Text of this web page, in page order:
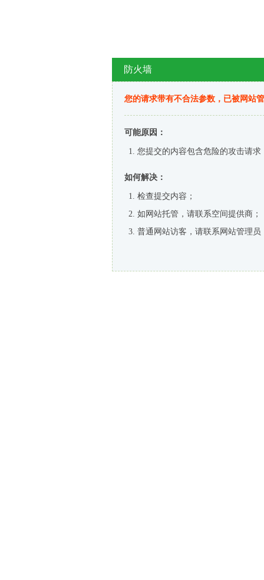
防火墙
您的请求带有不合法参数，已被网站
可能原因：
您提交的内容包含危险的攻击请求
如何解决：
检查提交内容；
如网站托管，请联系空间提供商；
普通网站访客，请联系网站管理员